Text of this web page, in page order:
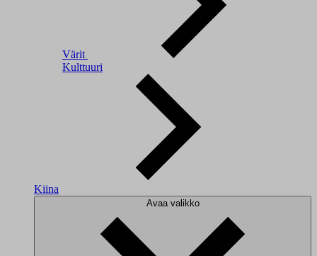
Värit
Kulttuuri
Kiina
Avaa valikko